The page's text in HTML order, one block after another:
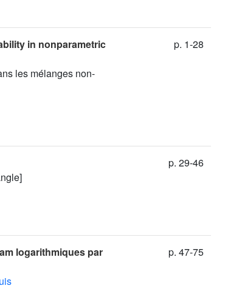
in nonparametric
les mélanges non-
p. 1-28
p. 29-46
logarithmiques par
p. 47-75